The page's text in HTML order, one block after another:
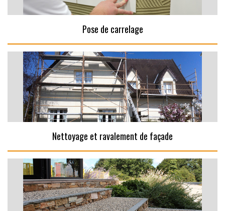
Pose de carrelage
Nettoyage et ravalement de façade